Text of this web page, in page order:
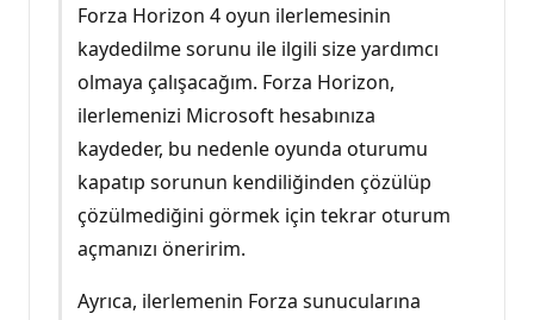
Forza Horizon 4 oyun ilerlemesinin
kaydedilme sorunu ile ilgili size yardımcı
olmaya çalışacağım. Forza Horizon,
ilerlemenizi Microsoft hesabınıza
kaydeder, bu nedenle oyunda oturumu
kapatıp sorunun kendiliğinden çözülüp
çözülmediğini görmek için tekrar oturum
açmanızı öneririm.
Ayrıca, ilerlemenin Forza sunucularına